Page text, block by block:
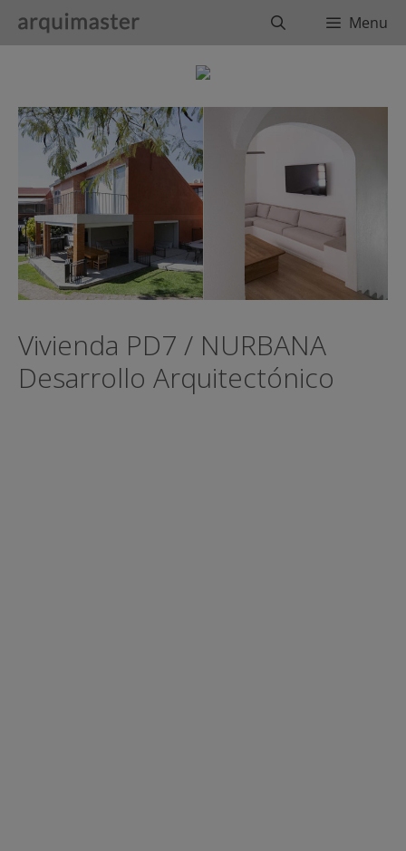
BuscarMenu
Vivienda PD7 / NURBANA
Desarrollo Arquitectónico